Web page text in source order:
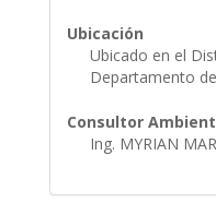
Ubicación
Ubicado en el
Departamento
Consultor
Ing. MYRIAN